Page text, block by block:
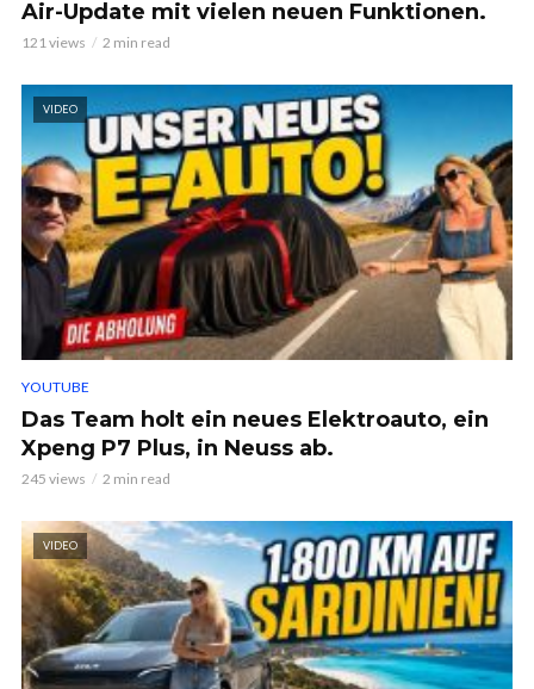
Air-Update mit vielen neuen Funktionen.
121 views 2 min read
VIDEO
YOUTUBE
Das Team holt ein neues Elektroauto, ein
Xpeng P7 Plus, in Neuss ab.
245 views 2 min read
VIDEO